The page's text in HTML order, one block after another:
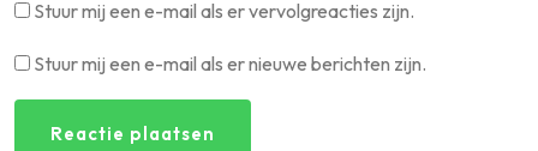
Stuur mij een e-mail als er vervolgreacties zijn.
Stuur mij een e-mail als er nieuwe berichten zijn.